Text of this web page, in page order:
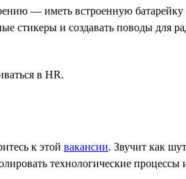
— иметь встроенную батарейку
стикеры и создавать поводы для
в HR.
к этой вакансии. Звучит как
технологические